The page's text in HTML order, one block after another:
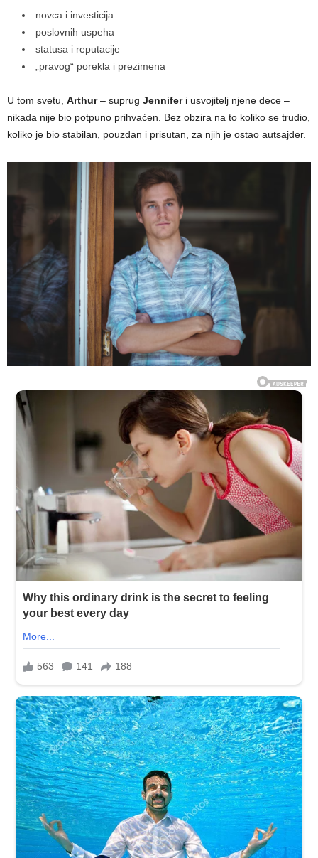
novca i investicija
poslovnih uspeha
statusa i reputacije
„pravog“ porekla i prezimena
U tom svetu, Arthur– suprug Jenniferi usvojitelj njene dece –
nikada nije bio potpuno prihvaćen. Bez obzira na to koliko se trudio,
koliko je bio stabilan, pouzdan i prisutan, za njih je ostao autsajder.